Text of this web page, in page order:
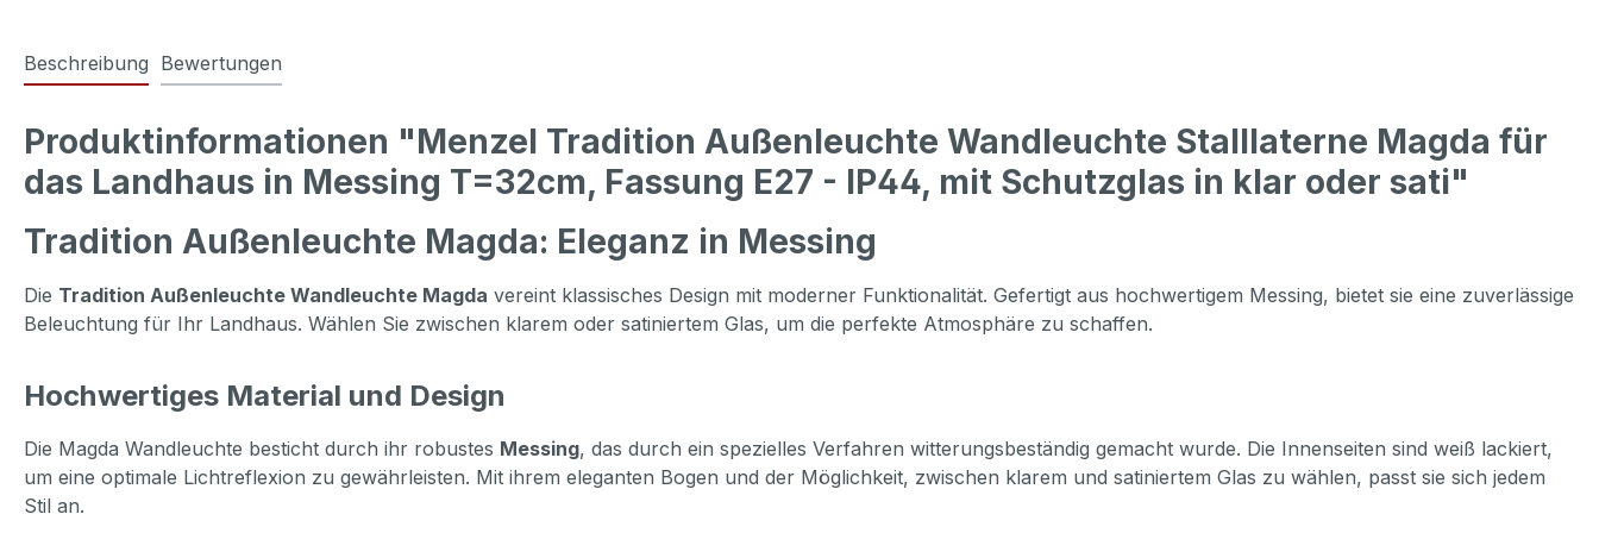
Beschreibung Bewertungen
Produktinformationen "Menzel Tradition Außenleuchte Wandleuchte Stalllaterne Magda für
das Landhaus in Messing T=32cm, Fassung E27 - IP44, mit Schutzglas in klar oder sati"
Tradition Außenleuchte Magda: Eleganz in Messing
Die Tradition Außenleuchte Wandleuchte Magda vereint klassisches Design mit moderner Funktionalität. Gefertigt aus hochwertigem Messing, bietet sie eine zuverlässige
Beleuchtung für Ihr Landhaus. Wählen Sie zwischen klarem oder satiniertem Glas, um die perfekte Atmosphäre zu schaffen.
Hochwertiges Material und Design
Die Magda Wandleuchte besticht durch ihr robustes Messing, das durch ein spezielles Verfahren witterungsbeständig gemacht wurde. Die Innenseiten sind weiß lackiert,
um eine optimale Lichtreflexion zu gewährleisten. Mit ihrem eleganten Bogen und der Möglichkeit, zwischen klarem und satiniertem Glas zu wählen, passt sie sich jedem
Stil an.